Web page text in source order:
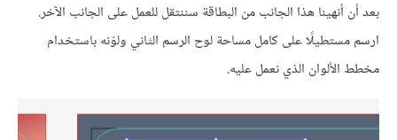
بعد أن أنهينا هذا الجانب من البطاقة سننتقل للعمل على الجانب الآخر.
ارسم مستطيلًا على كامل مساحة لوح الرسم الثاني ولوّنه باستخدام
مخطط الألوان الذي نعمل عليه.